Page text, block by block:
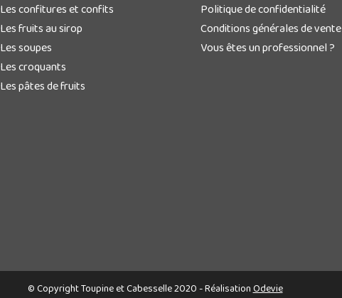
Les confitures et confits
Les fruits au sirop
Les soupes
Les croquants
Les pâtes de fruits
Politique de confidentialité
Conditions générales de vente
Vous êtes un professionnel ?
© Copyright Toupine et Cabesselle 2020 - RéalisationOdevie